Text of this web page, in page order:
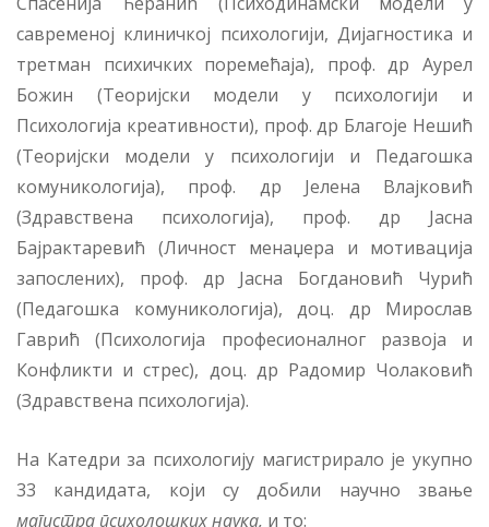
савременој клиничкој психологији, Дијагностика и
третман психичких поремећаја), проф. др Аурел
Божин (Теоријски модели у психологији и
Психологија креативности), проф. др Благоје Нешић
(Теоријски модели у психологији и Педагошка
комуникологија), проф. др Јелена Влајковић
(Здравствена психологија), проф. др Јасна
Бајрактаревић (Личност менаџера и мотивација
запослених), проф. др Јасна Богдановић Чурић
(Педагошка комуникологија), доц. др Мирослав
Гаврић (Психологија професионалног развоја и
Конфликти и стрес), доц. др Радомир Чолаковић
(Здравствена психологија).
На Катедри за психологију магистрирало је укупно
33 кандидата, који су добили научно звање
магистра психолошких наука, и то: